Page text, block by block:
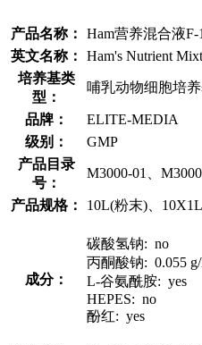
产品名称：
Ham营养混合液F-
英文名称：
Ham's Nutrient
培养基类
型：
哺乳动物细胞培
品牌：
ELITE-MEDIA
级别：
GMP
产品目录
号：
M3000-01、
产品规格： 10L(粉末)、
成分：
碳酸氢钠: no
丙酮酸钠: 0.055
L-谷氨酰胺: yes
HEPES: no
酚红: yes